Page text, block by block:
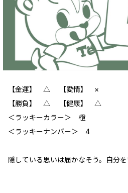
【金運】 △ 【愛情】 ×
【勝負】 △ 【健康】 △
‪＜ラッキーカラー＞ 橙
＜ラッキーナンバー＞ 4
隠している思いは届かなそう。自分